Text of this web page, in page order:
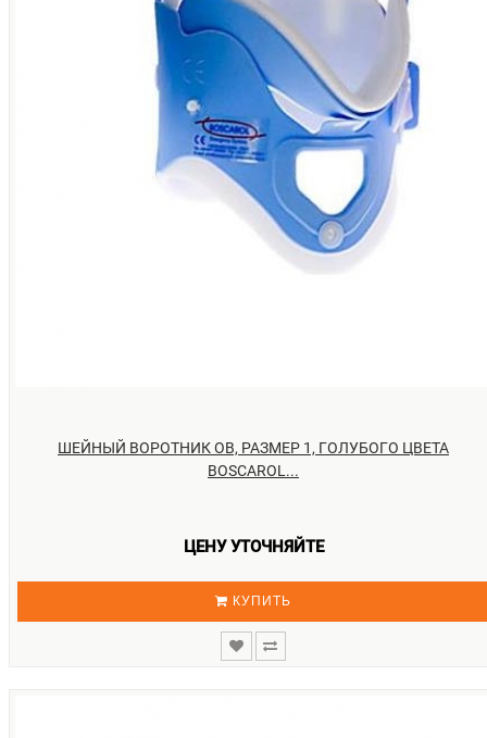
ШЕЙНЫЙ ВОРОТНИК OB, РАЗМЕР 1, ГОЛУБОГО ЦВЕТА
BOSCAROL...
ЦЕНУ УТОЧНЯЙТЕ
КУПИТЬ